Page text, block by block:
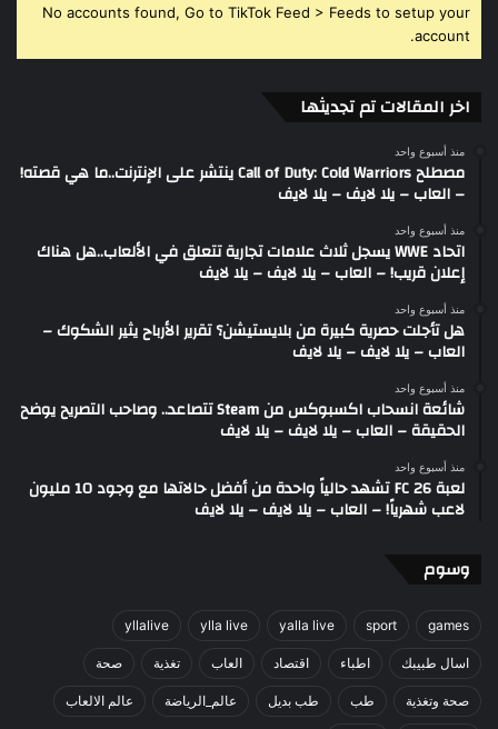
No accounts found, Go to TikTok Feed > Feeds to setup your
account.
اخر المقالات تم تجديثها
منذ أسبوع واحد
مصطلح Call of Duty: Cold Warriors ينتشر على الإنترنت..ما هي قصته!
– العاب – يلا لايف – يلا لايف
منذ أسبوع واحد
اتحاد WWE يسجل ثلاث علامات تجارية تتعلق في الألعاب..هل هناك
إعلان قريب! – العاب – يلا لايف – يلا لايف
منذ أسبوع واحد
هل تأجلت حصرية كبيرة من بلايستيشن؟ تقرير الأرباح يثير الشكوك –
العاب – يلا لايف – يلا لايف
منذ أسبوع واحد
شائعة انسحاب اكسبوكس من Steam تتصاعد.. وصاحب التصريح يوضح
الحقيقة – العاب – يلا لايف – يلا لايف
منذ أسبوع واحد
لعبة FC 26 تشهد حالياً واحدة من أفضل حالاتها مع وجود 10 مليون
لاعب شهرياً! – العاب – يلا لايف – يلا لايف
وسوم
games
sport
yalla live
ylla live
yllalive
اسال طبيبك اطباء اقتصاد العاب تغذية صحة
صحة وتغذية طب طب بديل عالم_الرياضة عالم الالعاب